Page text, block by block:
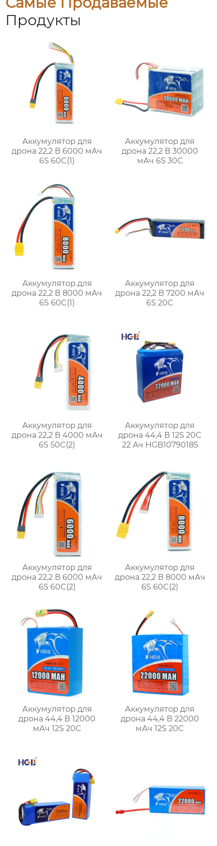
Продукты
Аккумулятор для
дрона 22,2 В 6000 мАч
6S 60C(1)
Аккумулятор для
дрона 22,2 В 30000
мАч 6S 30C
Аккумулятор для
дрона 22,2 В 8000 мАч
6S 60C(1)
Аккумулятор для
дрона 22,2 В 7200 мАч
6S 20C
Аккумулятор для
дрона 22,2 В 4000 мАч
6S 50C(2)
Аккумулятор для
дрона 44,4 В 12S 20C
22 Ач HGB10790185
Аккумулятор для
дрона 22,2 В 6000 мАч
6S 60C(2)
Аккумулятор для
дрона 22,2 В 8000 мАч
6S 60C(2)
Аккумулятор для
дрона 44,4 В 12000
мАч 12S 20C
Аккумулятор для
дрона 44,4 В 22000
мАч 12S 20C